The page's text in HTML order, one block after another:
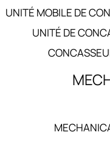
UNITÉ MOBILE DE
UNITÉ DE